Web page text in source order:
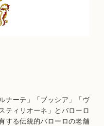
ナーテ」「ブッシア」「ヴ
ティリオーネ」とバローロ
する伝統的バローロの老舗